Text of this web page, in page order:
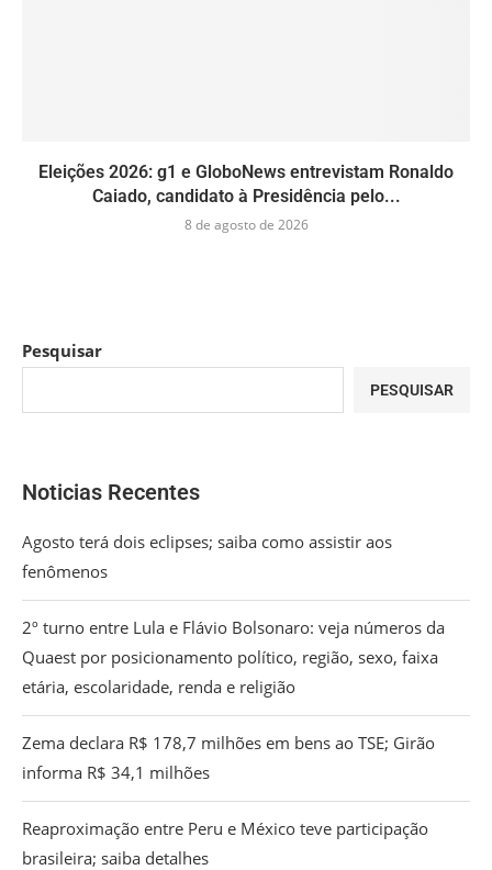
Eleições 2026: g1 e GloboNews entrevistam Ronaldo
Caiado, candidato à Presidência pelo...
8 de agosto de 2026
Pesquisar
PESQUISAR
Noticias Recentes
Agosto terá dois eclipses; saiba como assistir aos
fenômenos
2º turno entre Lula e Flávio Bolsonaro: veja números da
Quaest por posicionamento político, região, sexo, faixa
etária, escolaridade, renda e religião
Zema declara R$ 178,7 milhões em bens ao TSE; Girão
informa R$ 34,1 milhões
Reaproximação entre Peru e México teve participação
brasileira; saiba detalhes